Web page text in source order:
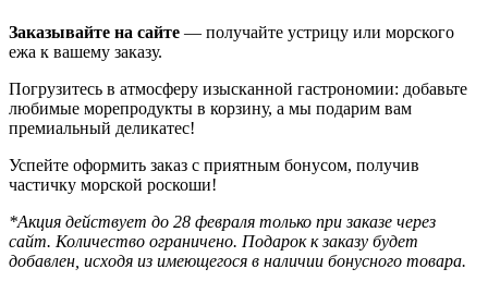
Заказывайте на сайте — получайте устрицу или морского
ежа к вашему заказу.
Погрузитесь в атмосферу изысканной гастрономии: добавьте
любимые морепродукты в корзину, а мы подарим вам
премиальный деликатес!
Успейте оформить заказ с приятным бонусом, получив
частичку морской роскоши!
*Акция действует до 28 февраля только при заказе через
сайт. Количество ограничено. Подарок к заказу будет
добавлен, исходя из имеющегося в наличии бонусного товара.